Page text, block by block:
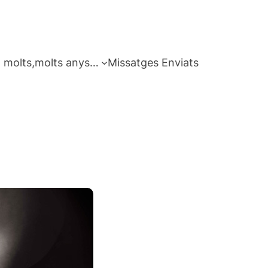
molts,molts anys… Missatges Enviats